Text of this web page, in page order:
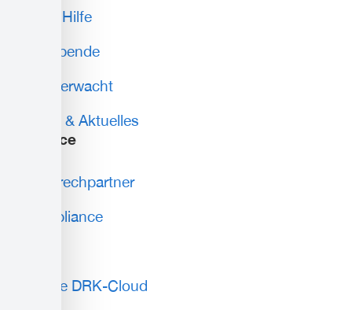
Erste Hilfe
Blutspende
Wasserwacht
News & Aktuelles
Service
Ansprechpartner
Compliance
Lokale DRK-Cloud